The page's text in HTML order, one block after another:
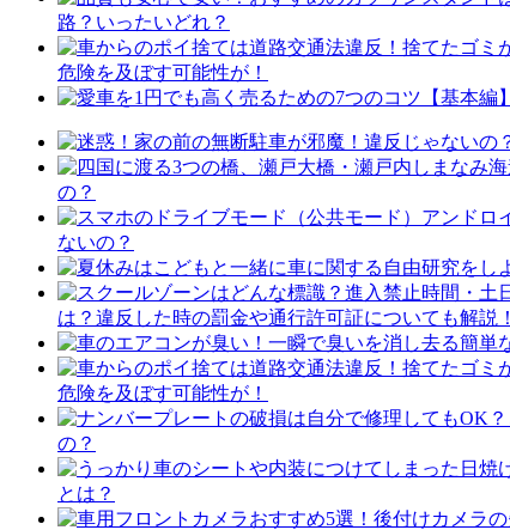
路？いったいどれ？
危険を及ぼす可能性が！
の？
ないの？
は？違反した時の罰金や通行許可証についても解説！
危険を及ぼす可能性が！
の？
とは？